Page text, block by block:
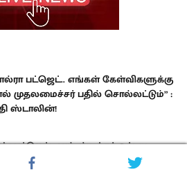
பட்ஜெட்.. எங்கள் கேள்விகளுக்கு
முதலமைச்சர் பதில் சொல்லட்டும்” :
ஸ்டாலின்!
ஸ்டிக்கர் ஒட்டிய
அரசு : பல திட்டங்களுக்கு நிதியும்